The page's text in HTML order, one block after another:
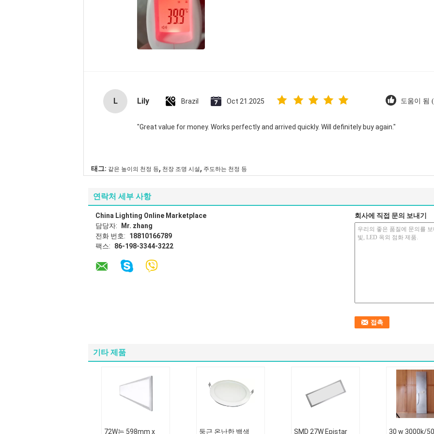
L Lily Brazil Oct 21.2025 도움이 됨
"Great value for money. Works perfectly and arrived quickly. Will definitely buy again."
태그: 같은 높이의 천정 등, 천장 조명 시설 , 주도하는 천정 등
연락처 세부 사항
China Lighting Online Marketplace
담당자:
Mr. zhang
전화 번호:
18810166789
팩스:
86-198-3344-3222
회사에 직접 문의 보내기
기타 제품
72W는 598mm x 둥근 온난한 백색 SMD 27W Epistar 30 w 3000k/